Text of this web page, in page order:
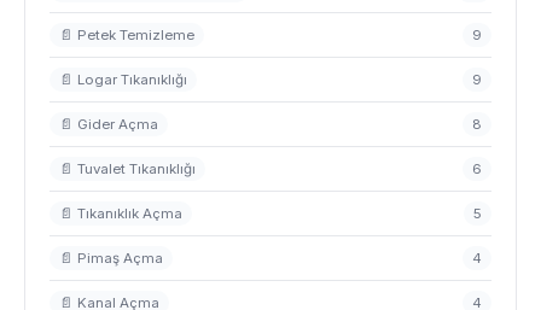
📄 Petek Temizleme 9
📄 Logar Tıkanıklığı 9
📄 Gider Açma 8
📄 Tuvalet Tıkanıklığı 6
📄 Tıkanıklık Açma 5
📄 Pimaş Açma 4
📄 Kanal Açma 4